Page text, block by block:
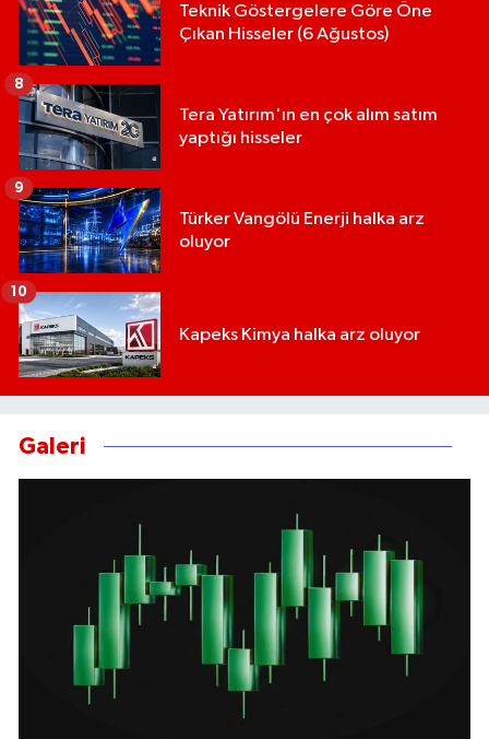
Teknik Göstergelere Göre Öne
Çıkan Hisseler (6 Ağustos)
Tera Yatırım'ın en çok alım satım
yaptığı hisseler
8
Türker Vangölü Enerji halka arz
oluyor
9
Kapeks Kimya halka arz oluyor
10
Galeri